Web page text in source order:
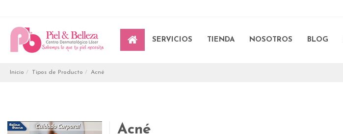
SERVICIOS TIENDA NOSOTROS BLOG
Inicio Tipos de Producto Acné
Acné